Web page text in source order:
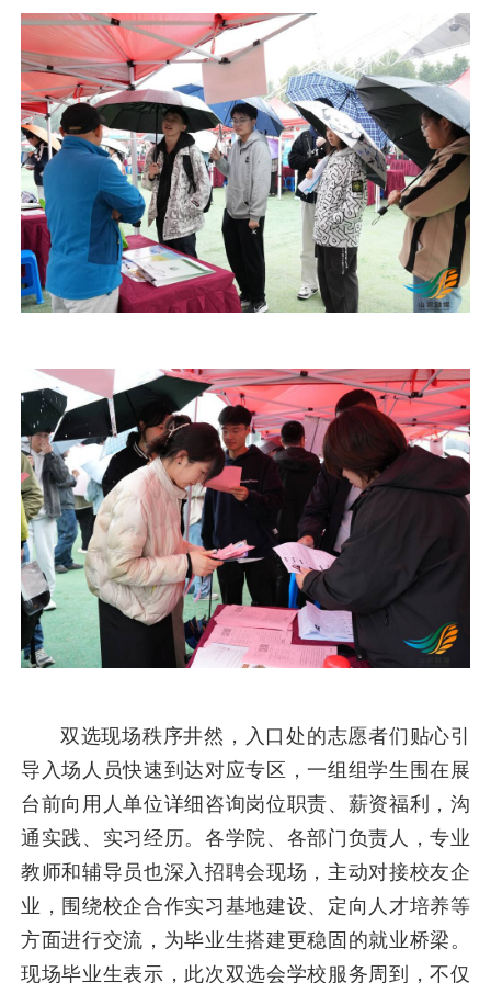
双选现场秩序井然，入口处的志愿者们贴心引
导入场人员快速到达对应专区，一组组学生围在展
台前向用人单位详细咨询岗位职责、薪资福利，沟
通实践、实习经历。各学院、各部门负责人，专业
教师和辅导员也深入招聘会现场，主动对接校友企
业，围绕校企合作实习基地建设、定向人才培养等
方面进行交流，为毕业生搭建更稳固的就业桥梁。
现场毕业生表示，此次双选会学校服务周到，不仅